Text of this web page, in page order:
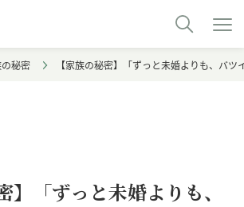
秘密 【家族の秘密】「ずっと未婚よりも、バ
】「ずっと未婚よりも、